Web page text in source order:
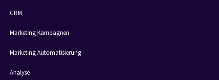
CRM
Marketing Kampagnen
Marketing Automatisierung
Analyse